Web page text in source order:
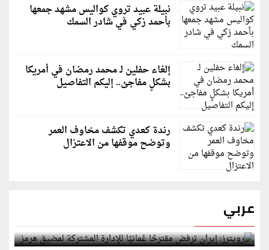
نبيلة عبيد تروي كواليس مشهد جمعها
بأحمد زكي في شادر السمك
إلغاء حفلين لـ محمد رمضان في أمريكا
بشكلٍ مفاجئ.. إليكم التفاصيل
رندة كعدي تكشف مخاوف العمر
وتوضح موقفها من الاعتزال
عربي
رويترز: إيران ترفض مقترحًا عُمانيًا للإدارة المشتركة
لمضيق هرمز